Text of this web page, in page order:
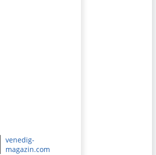
venedig-
magazin.com